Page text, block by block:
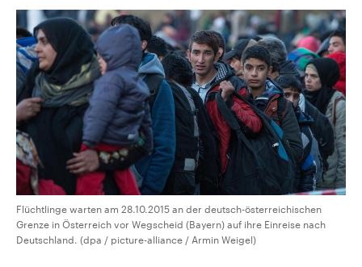
Flüchtlinge warten am 28.10.2015 an der deutsch-österreichischen
Grenze in Österreich vor Wegscheid (Bayern) auf ihre Einreise nach
Deutschland. (dpa / picture-alliance / Armin Weigel)